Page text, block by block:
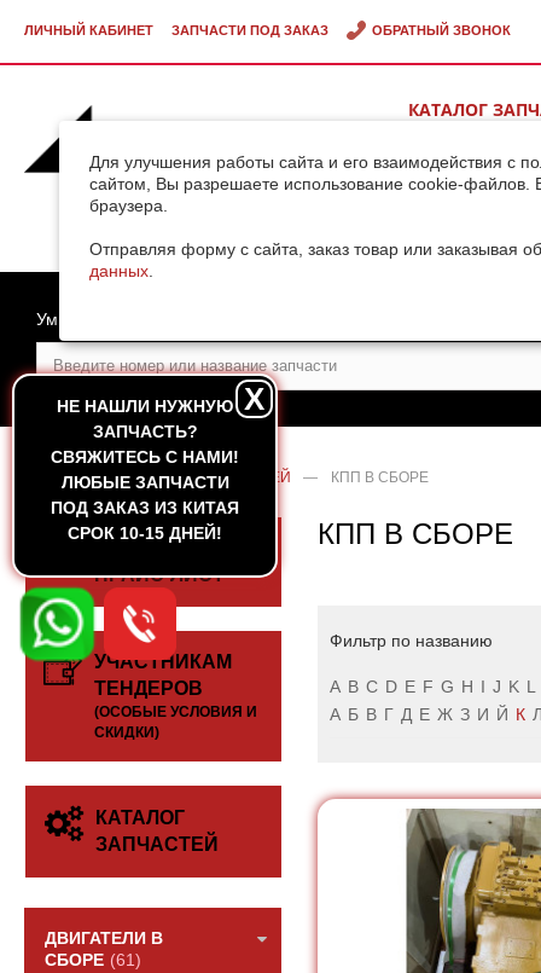
Для улучшения работы сайта и его взаимодействия с
сайтом, Вы разрешаете использование cookie-файлов.
браузера.
Отправляя форму с сайта, заказ товар или заказывая
данных
ЛИЧНЫЙ КАБИНЕТ ЗАПЧАСТИ ПОД ЗАКАЗ ОБРАТНЫЙ ЗВОНОК
КАТАЛОГ
НЕ НАШЛИ НУЖНУЮ
ЗАПЧАСТЬ?
CВЯЖИТЕСЬ С НАМИ!
ЛЮБЫЕ ЗАПЧАСТИ
ПОД ЗАКАЗ ИЗ КИТАЯ
СРОК 10-15 ДНЕЙ!
X
Умный поиск
ГЛАВНАЯ — КАТАЛОГ ЗАПЧАСТЕЙ — КПП В СБОРЕ
СКАЧАТЬ
ПРАЙС-ЛИСТ
УЧАСТНИКАМ
ТЕНДЕРОВ
(ОСОБЫЕ УСЛОВИЯ И
СКИДКИ)
КАТАЛОГ
ЗАПЧАСТЕЙ
ДВИГАТЕЛИ В
СБОРЕ (61)
КПП В СБОРЕ
Фильтр по названию
A B C D E F G H I J K L
А Б В Г Д Е Ж З И Й К